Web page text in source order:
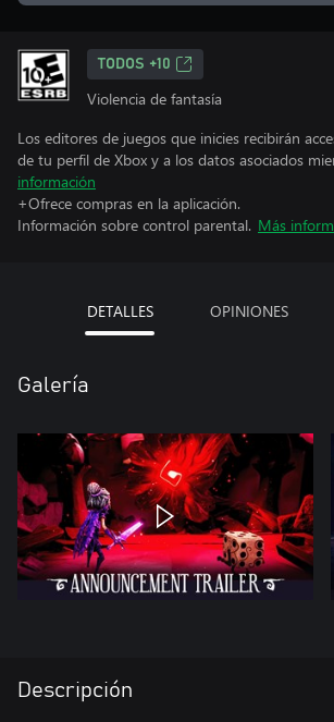
TODOS +10
Violencia de fantasía
Los editores de juegos que inicies recibirán
de tu perfil de Xbox y a los datos asociados
información
+Ofrece compras en la aplicación.
Información sobre control parental. Más
DETALLES OPINIONES
Galería
Descripción